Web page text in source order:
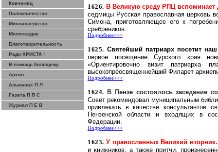
Ковчежец
Паломничество
Миссионерство
Милосердие
Благотворительность
Ради ХРИСТА !
В помощь болящему
Архив
Альманах П Л
Газета П П С
Журнал П Е В
1626. В Великую среду РПЦ вспоминает
седмицы Русская православная церковь
Симона, приготовляющее его к
сребреников.
Подробнее>>>
1625. Святейший патриарх посетит
первое посещение Сурского края
«Ориентировочно визит патриарха
высокопреосвященнейший Филарет
Подробнее>>>
1624. В Пензе состоялось заседание
Совет рекомендовал муниципальным
привлекать в качестве консультантов
Пензенской области и входящих в
Федерации.
Подробнее>>>
1623.У православных Великий вторник.
и книжников, а также притчи,